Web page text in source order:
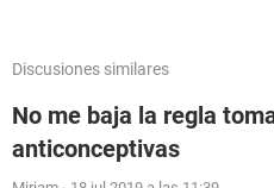
Discusiones similares
No me baja la regla
anticonceptivas